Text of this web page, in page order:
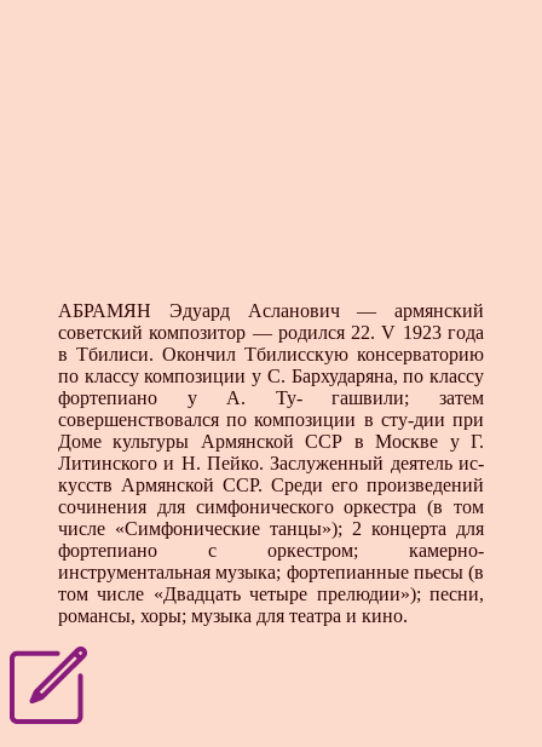
АБРАМЯН Эдуард Асланович — армянский
совет­ский композитор — родился 22. V 1923 года
в Тбилиси. Окончил Тбилисскую консерваторию
по классу компо­зиции у С. Бархударяна, по классу
фортепиано у А. Ту- гашвили; затем
совершенствовался по композиции в сту-дии при
Доме культуры Армянской ССР в Москве у Г.
Литинского и Н. Пейко. Заслуженный деятель ис­
кусств Армянской ССР. Среди его произведений
сочи­нения для симфонического оркестра (в том
числе «Сим­фонические танцы»); 2 концерта для
фортепиано с ор­кестром; камерно-
инструментальная музыка; фортепиан­ные пьесы (в
том числе «Двадцать четыре прелюдии»); песни,
романсы, хоры; музыка для театра и кино.